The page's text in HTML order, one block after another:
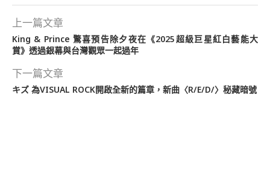
上一篇文章
King & Prince 驚喜預告除夕夜在《2025超級巨星紅白藝能大
賞》透過銀幕與台灣觀眾一起過年
下一篇文章
キズ 為VISUAL ROCK開啟全新的篇章，新曲〈R/E/D/〉秘藏暗號